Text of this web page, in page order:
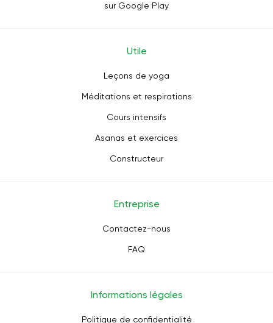
sur Google Play
Utile
Leçons de yoga
Méditations et respirations
Cours intensifs
Asanas et exercices
Constructeur
Entreprise
Contactez-nous
FAQ
Informations légales
Politique de confidentialité